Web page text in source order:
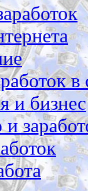
в
и бизнес